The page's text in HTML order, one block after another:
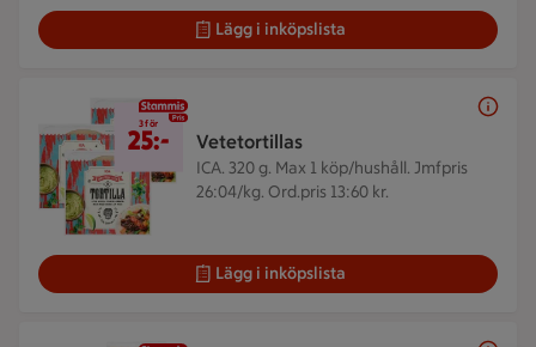
Lägg i inköpslista
Vetetortillas
ICA. 320 g. Max 1 köp/hushåll. Jmfpris
26:04/kg. Ord.pris 13:60 kr.
3 för 25 kr
3 för
25:-
Lägg i inköpslista